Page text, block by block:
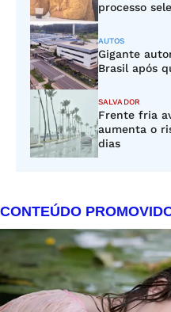
processo
AUTOS
Gigante
Brasil após
SALVADOR
Frente fria
aumenta o
dias